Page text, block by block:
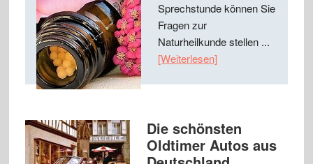
Sprechstunde können Sie
Fragen zur
Naturheilkunde stellen ...
[Weiterlesen]
Die schönsten
Oldtimer Autos aus